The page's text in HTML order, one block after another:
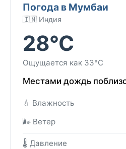
Погода в Мумбаи
🇮🇳 Индия
28°C
Ощущается как 33°C
Местами дождь
💧 Влажность
🌬️ Ветер
🌡️ Давление